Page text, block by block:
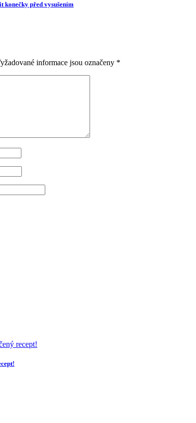
konečky před vysušením
informace jsou označeny *